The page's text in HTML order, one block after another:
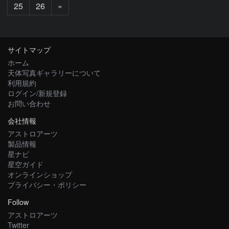
25 26 »
へ
サイトマップ
ホーム
天体写真ギャラリーについて
利用規約
ログイン/新規登録
お問い合わせ
会社情報
アストロアーツ
製品情報
星ナビ
星空ガイド
オンラインショップ
プライバシー・ポリシー
Follow
アストロアーツ
Twitter